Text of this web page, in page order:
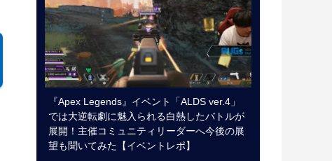
『Apex Legends』イベント「ALDS ver.4」
では大逆転劇に魅入られる白熱したバトルが
展開！主催コミュニティリーダーへ今後の展
望も聞いてみた【イベントレポ】